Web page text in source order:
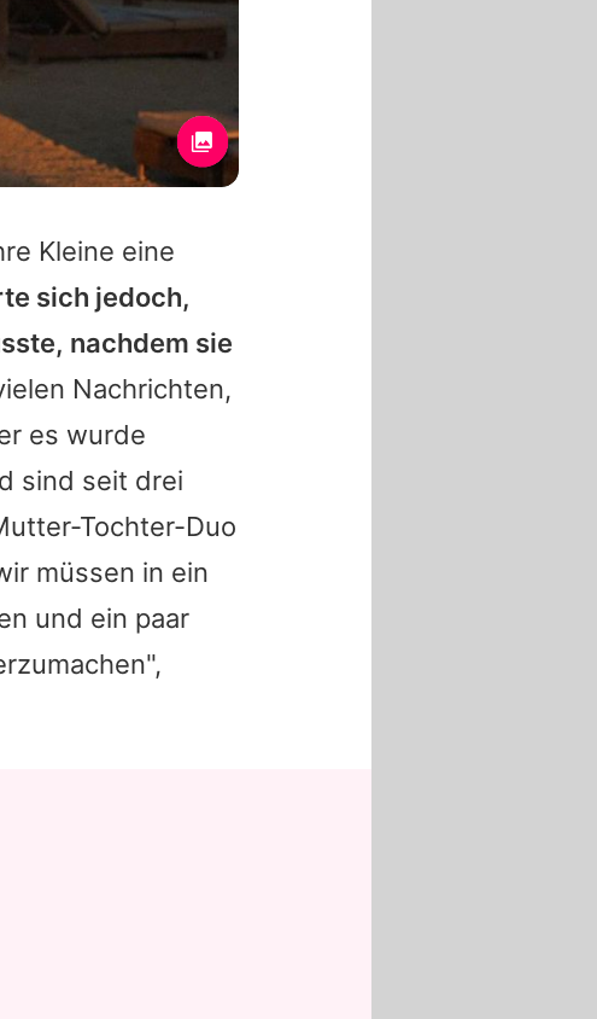
Kleine eine
sich jedoch,
nachdem sie
Nachrichten,
es wurde
sind seit drei
Tochter-Duo
müssen in ein
und ein paar